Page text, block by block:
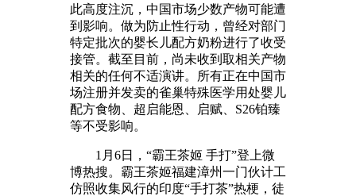
此高度注沉，中国市场少数产物可能遭
到影响。做为防止性行动，曾经对部门
特定批次的婴长儿配方奶粉进行了收受
接管。截至目前，尚未收到取相关产物
相关的任何不适演讲。所有正在中国市
场注册并发卖的雀巢特殊医学用处婴儿
配方食物、超启能恩、启赋、S26铂臻
等不受影响。
1月6日，“霸王茶姬 手打”登上微
博热搜。霸王茶姬福建漳州一门伙计工
仿照收集风行的印度“手打茶”热梗，徒